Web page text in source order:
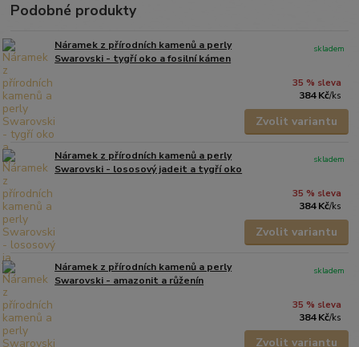
Podobné produkty
Náramek z přírodních kamenů a perly
Swarovski - tygří oko a fosilní kámen
35 % sleva
384 Kč/ks
skladem
Zvolit variantu
Náramek z přírodních kamenů a perly
Swarovski - lososový jadeit a tygří oko
35 % sleva
384 Kč/ks
skladem
Zvolit variantu
Náramek z přírodních kamenů a perly
Swarovski - amazonit a růženín
35 % sleva
384 Kč/ks
skladem
Zvolit variantu